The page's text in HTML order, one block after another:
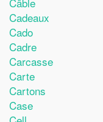
Cadeaux
Cado
Cadre
Carcasse
Carte
Cartons
Case